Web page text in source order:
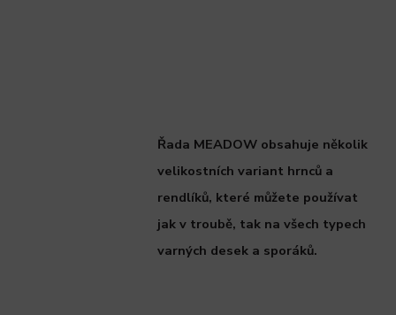
Řada MEADOW obsahuje několik
velikostních variant hrnců a
rendlíků, které můžete používat
jak v troubě, tak na všech typech
varných desek a sporáků.